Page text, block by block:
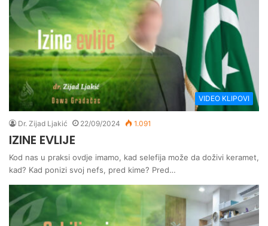
VIDEO KLIPOVI
Dr. Zijad Ljakić 22/09/2024 1.091
IZINE EVLIJE
Kod nas u praksi ovdje imamo, kad selefija može da doživi keramet,
kad? Kad ponizi svoj nefs, pred kime? Pred…